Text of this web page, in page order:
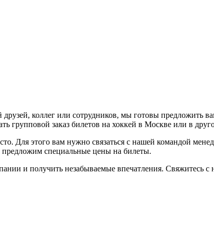
коллег или сотрудников, мы готовы предложить
групповой заказ билетов на хоккей в Москве или в
Для этого вам нужно связаться с нашей командой
специальные цены на билеты.
и получить незабываемые впечатления. Свяжитесь с